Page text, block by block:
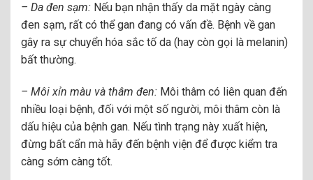
– Da đen sạm: Nếu bạn nhận thấy da mặt ngày càng
đen sạm, rất có thể gan đang có vấn đề. Bệnh về gan
gây ra sự chuyển hóa sắc tố da (hay còn gọi là melanin)
bất thường.
– Môi xỉn màu và thâm đen: Môi thâm có liên quan đến
nhiều loại bệnh, đối với một số người, môi thâm còn là
dấu hiệu của bệnh gan. Nếu tình trạng này xuất hiện,
đừng bất cẩn mà hãy đến bệnh viện để được kiểm tra
càng sớm càng tốt.